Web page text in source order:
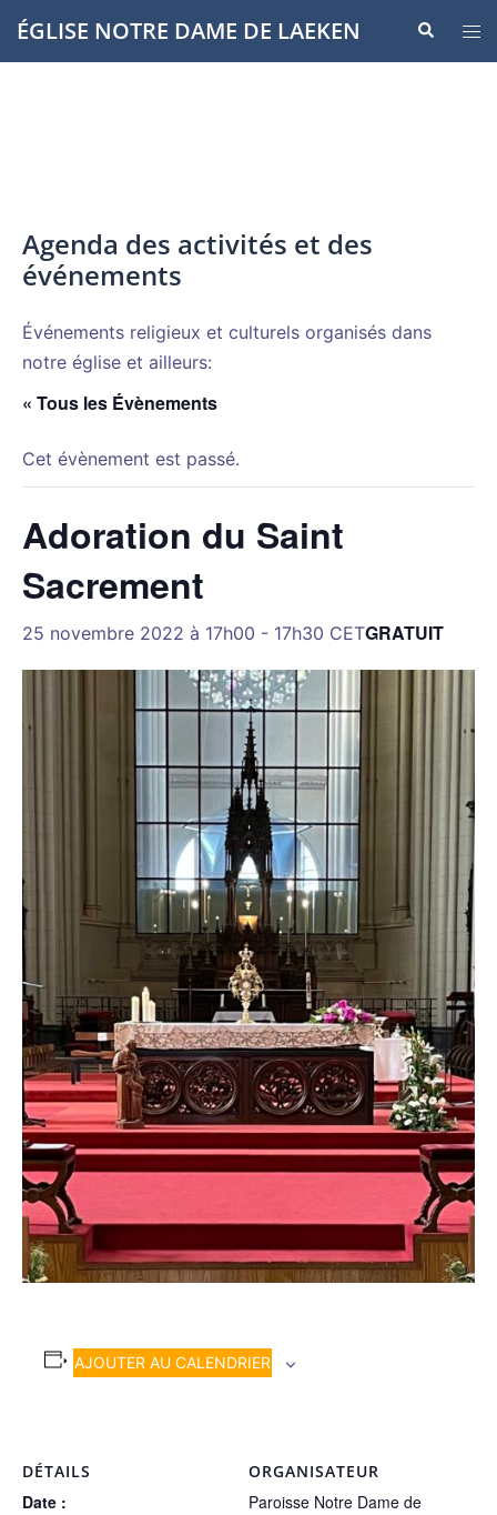
Aller
auÉGLISE NOTRE DAME DE LAEKEN
le
Agenda des activités et des
événements
Événements religieux et culturels organisés dans
notre église et ailleurs:
« Tous les Évènements
Cet évènement est passé.
Adoration du Saint
Sacrement
25 novembre 2022 à 17h00 - 17h30 CETGRATUIT
AJOUTER AU CALENDRIER
DÉTAILS
Date :
ORGANISATEUR
Paroisse Notre Dame de